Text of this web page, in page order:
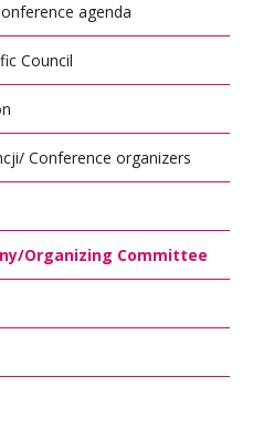
agenda
Council
Conference organizers
Organizing Committee